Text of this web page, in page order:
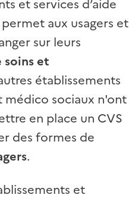
et services d’aide
permet aux usagers et
sur leurs
et
établissements
médico sociaux n'ont
en place un CVS
des formes de
.
et